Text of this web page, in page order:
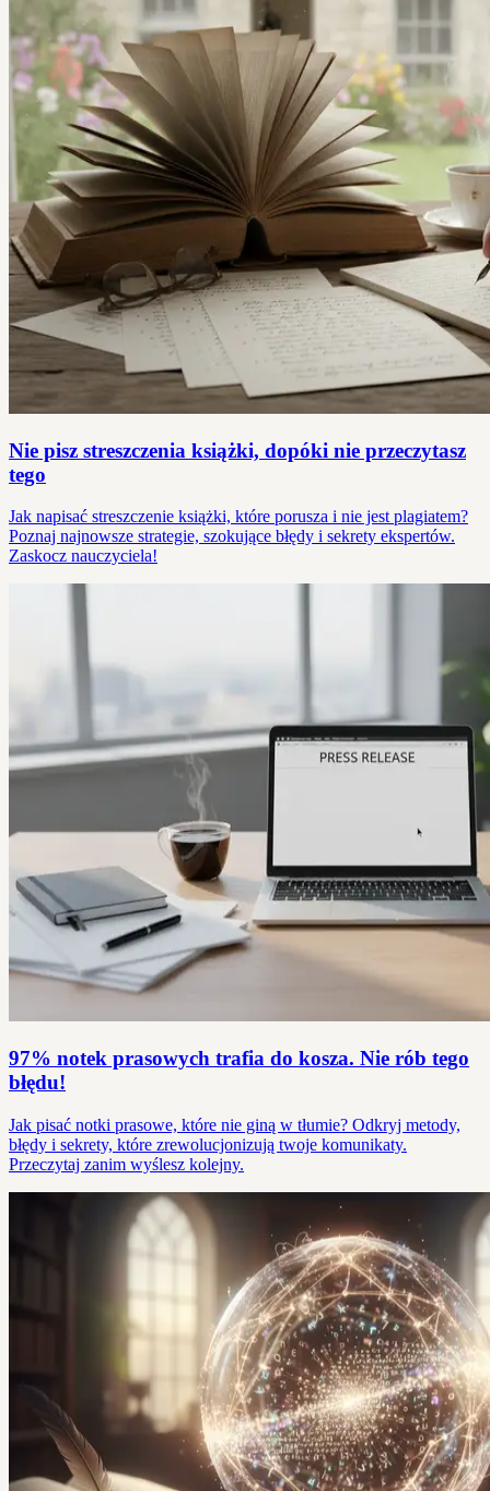
Nie pisz streszczenia książki, dopóki nie przeczytasz
tego
Jak napisać streszczenie książki, które porusza i nie jest plagiatem?
Poznaj najnowsze strategie, szokujące błędy i sekrety ekspertów.
Zaskocz nauczyciela!
97% notek prasowych trafia do kosza. Nie rób tego
błędu!
Jak pisać notki prasowe, które nie giną w tłumie? Odkryj metody,
błędy i sekrety, które zrewolucjonizują twoje komunikaty.
Przeczytaj zanim wyślesz kolejny.